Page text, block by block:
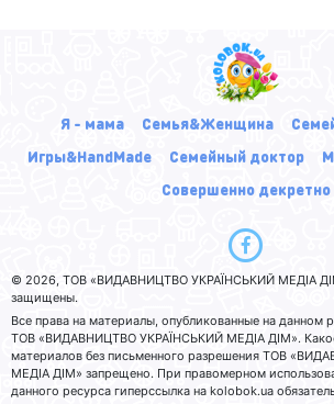
Я - мама Семья&Женщина
Игры&HandMade
Семейный доктор
Совершенно декретно
© 2026, ТОВ «ВИДАВНИЦТВО УКРАЇНСЬКИЙ МЕДІА
защищены.
Все права на материалы, опубликованные на данном
ТОВ «ВИДАВНИЦТВО УКРАЇНСЬКИЙ МЕДІА ДІМ».
материалов без письменного разрешения ТОВ
МЕДІА ДІМ» запрещено. При правомерном
данного ресурса гиперссылка на kolobok.ua